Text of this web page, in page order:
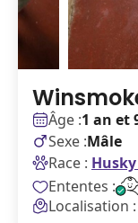
Âge :1 an et
Sexe :Mâle
Race :
Ententes :
Localisation :